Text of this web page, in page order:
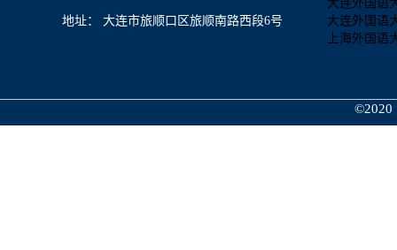
地址： 大连市旅顺口区旅顺南路西段6号
大连外国语
大连外国语
上海外国语
©2020